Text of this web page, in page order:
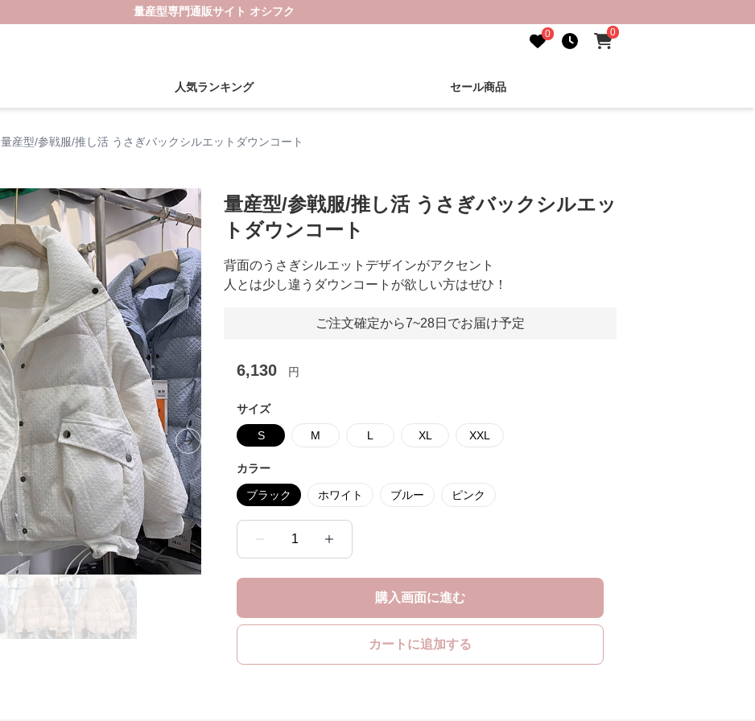
量産型専門通販サイト オシフク
0 0
人気ランキング セール商品
量産型/参戦服/推し活 うさぎバックシルエットダウンコート
Next slide
量産型/参戦服/推し活 うさぎバックシルエッ
トダウンコート
背面のうさぎシルエットデザインがアクセント
人とは少し違うダウンコートが欲しい方はぜひ！
ご注文確定から7~28日でお届け予定
6,130 円
サイズ
S M L XL XXL
カラー
ブラック ホワイト ブルー ピンク
1
購入画面に進む
カートに追加する